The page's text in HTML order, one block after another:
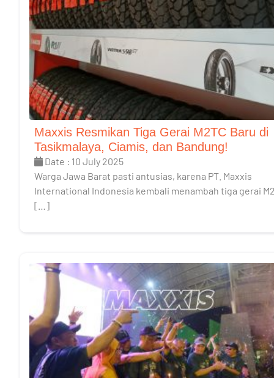
Maxxis Resmikan Tiga Gerai M2TC Baru di
Tasikmalaya, Ciamis, dan Bandung!
Date : 10 July 2025
Warga Jawa Barat pasti antusias, karena PT. Maxxis
International Indonesia kembali menambah tiga gerai
[…]